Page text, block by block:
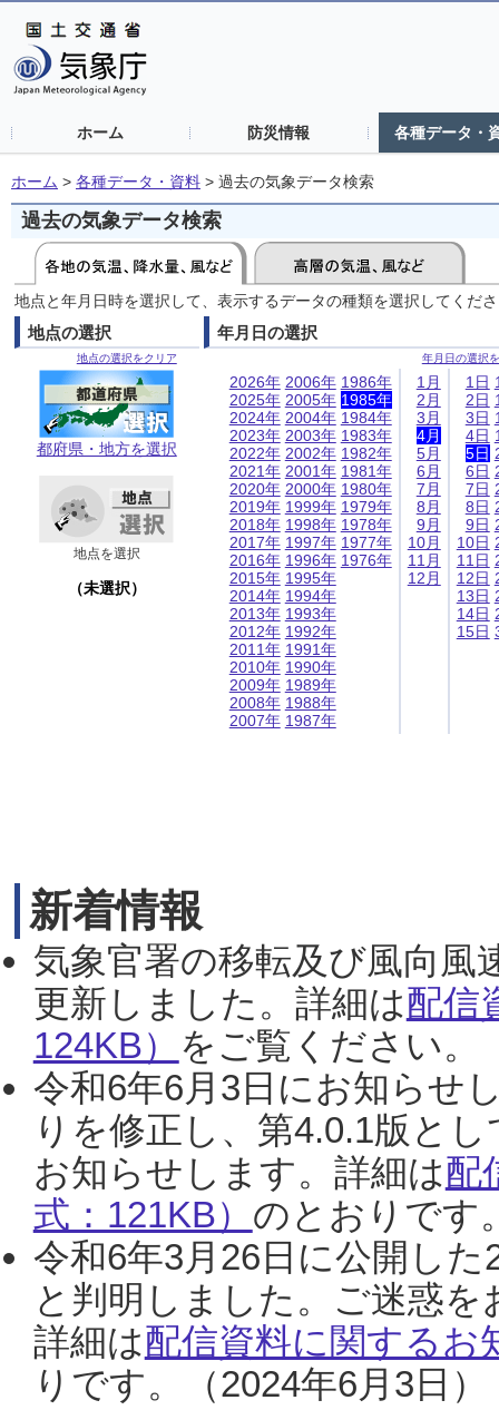
ホーム 防災情報 各種データ・
ホーム > 各種データ・資料 > 過去の気象データ検索
過去の気象データ検索
地点と年月日時を選択して、表示するデータの種類を選択してくだ
地点の選択
地点の選択をクリア
都府県・地方を選択
地点を選択
（未選択）
年月日の選択
年月日の選択
2026年
2025年
2024年
2023年
2022年
2021年
2020年
2019年
2018年
2017年
2016年
2015年
2014年
2013年
2012年
2011年
2010年
2009年
2008年
2007年
2006年
2005年
2004年
2003年
2002年
2001年
2000年
1999年
1998年
1997年
1996年
1995年
1994年
1993年
1992年
1991年
1990年
1989年
1988年
1987年
1986年
1985年
1984年
1983年
1982年
1981年
1980年
1979年
1978年
1977年
1976年
1月
2月
3月
4月
5月
6月
7月
8月
9月
10月
11月
12月
1日
2日
3日
4日
5日
6日
7日
8日
9日
10日
11日
12日
13日
14日
15日
新着情報
気象官署の移転及び風向風
更新しました。詳細は配信
124KB） をご覧ください。
令和6年6月3日にお知らせ
りを修正し、第4.0.1版と
お知らせします。詳細は配
式：121KB） のとおりです
令和6年3月26日に公開し
と判明しました。ご迷惑
詳細は配信資料に関するお
りです。（2024年6月3日）